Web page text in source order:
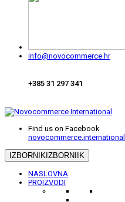
info@novocommerce.hr
+385 31 297 341
Find us on Facebook
novocommerce.international
IZBORNIKIZBORNIIK
NASLOVNA
PROIZVODI